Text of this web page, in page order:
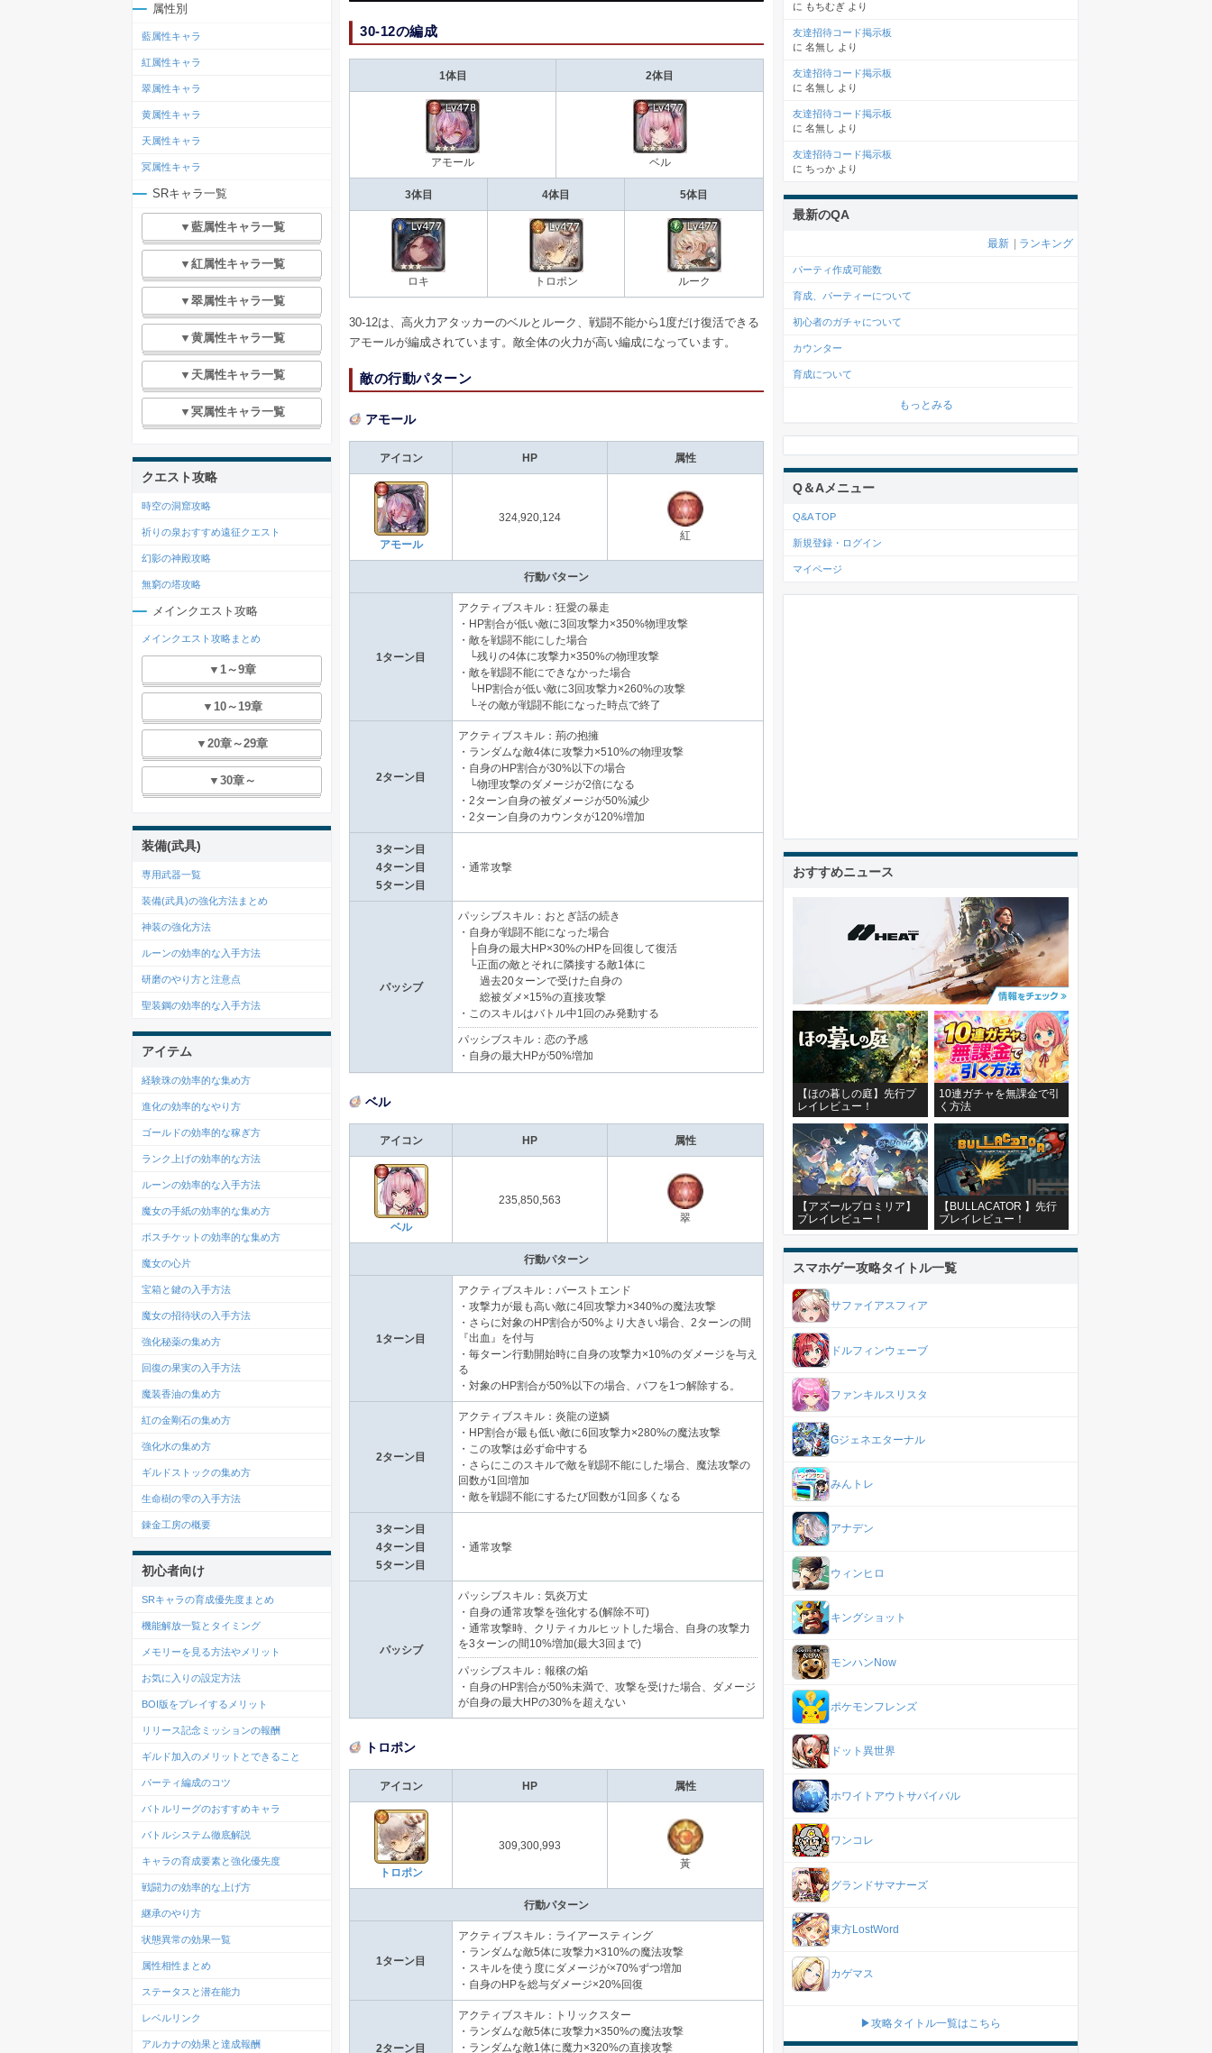
30-12の編成
1体目 2体目
アモール ベル
3体目 4体目 5体目
ロキ トロポン ルーク
30-12は、高火力アタッカーのベルとルーク、戦闘不能から1度だけ復活できる
アモールが編成されています。敵全体の火力が高い編成になっています。
敵の行動パターン
アモール
アイコン HP 属性
アモール
324,920,124
紅
行動パターン
1ターン目
アクティブスキル：狂愛の暴走
・HP割合が低い敵に3回攻撃力×350%物理攻撃
・敵を戦闘不能にした場合
└残りの4体に攻撃力×350%の物理攻撃
・敵を戦闘不能にできなかった場合
└HP割合が低い敵に3回攻撃力×260%の攻撃
└その敵が戦闘不能になった時点で終了
2ターン目
アクティブスキル：荊の抱擁
・ランダムな敵4体に攻撃力×510%の物理攻撃
・自身のHP割合が30%以下の場合
└物理攻撃のダメージが2倍になる
・2ターン自身の被ダメージが50%減少
・2ターン自身のカウンタが120%増加
3ターン目
4ターン目
5ターン目
・通常攻撃
パッシブ
パッシブスキル：おとぎ話の続き
・自身が戦闘不能になった場合
├自身の最大HP×30%のHPを回復して復活
└正面の敵とそれに隣接する敵1体に
過去20ターンで受けた自身の
総被ダメ×15%の直接攻撃
・このスキルはバトル中1回のみ発動する
パッシブスキル：恋の予感
・自身の最大HPが50%増加
ベル
アイコン HP 属性
ベル
235,850,563
翠
行動パターン
1ターン目
アクティブスキル：バーストエンド
・攻撃力が最も高い敵に4回攻撃力×340%の魔法攻撃
・さらに対象のHP割合が50%より大きい場合、2ターンの間
『出血』を付与
・毎ターン行動開始時に自身の攻撃力×10%のダメージを与え
る
・対象のHP割合が50%以下の場合、バフを1つ解除する。
2ターン目
アクティブスキル：炎龍の逆鱗
・HP割合が最も低い敵に6回攻撃力×280%の魔法攻撃
・この攻撃は必ず命中する
・さらにこのスキルで敵を戦闘不能にした場合、魔法攻撃の
回数が1回増加
・敵を戦闘不能にするたび回数が1回多くなる
3ターン目
4ターン目
5ターン目
・通常攻撃
パッシブ
パッシブスキル：気炎万丈
・自身の通常攻撃を強化する(解除不可)
・通常攻撃時、クリティカルヒットした場合、自身の攻撃力
を3ターンの間10%増加(最大3回まで)
パッシブスキル：報穣の焔
・自身のHP割合が50%未満で、攻撃を受けた場合、ダメージ
が自身の最大HPの30%を超えない
トロポン
アイコン HP 属性
トロポン
309,300,993
黃
行動パターン
1ターン目
アクティブスキル：ライアースティング
・ランダムな敵5体に攻撃力×310%の魔法攻撃
・スキルを使う度にダメージが×70%ずつ増加
・自身のHPを総与ダメージ×20%回復
2ターン目
アクティブスキル：トリックスター
・ランダムな敵5体に攻撃力×350%の魔法攻撃
・ランダムな敵1体に魔力×320%の直接攻撃
属性別
藍属性キャラ
紅属性キャラ
翠属性キャラ
黄属性キャラ
天属性キャラ
冥属性キャラ
SRキャラ一覧
▼藍属性キャラ一覧
▼紅属性キャラ一覧
▼翠属性キャラ一覧
▼黄属性キャラ一覧
▼天属性キャラ一覧
▼冥属性キャラ一覧
クエスト攻略
時空の洞窟攻略
祈りの泉おすすめ遠征クエスト
幻影の神殿攻略
無窮の塔攻略
メインクエスト攻略
メインクエスト攻略まとめ
▼1～9章
▼10～19章
▼20章～29章
▼30章～
装備(武具)
専用武器一覧
装備(武具)の強化方法まとめ
神装の強化方法
ルーンの効率的な入手方法
研磨のやり方と注意点
聖装鋼の効率的な入手方法
アイテム
経験珠の効率的な集め方
進化の効率的なやり方
ゴールドの効率的な稼ぎ方
ランク上げの効率的な方法
ルーンの効率的な入手方法
魔女の手紙の効率的な集め方
ボスチケットの効率的な集め方
魔女の心片
宝箱と鍵の入手方法
魔女の招待状の入手方法
強化秘薬の集め方
回復の果実の入手方法
魔装香油の集め方
紅の金剛石の集め方
強化水の集め方
ギルドストックの集め方
生命樹の雫の入手方法
錬金工房の概要
初心者向け
SRキャラの育成優先度まとめ
機能解放一覧とタイミング
メモリーを見る方法やメリット
お気に入りの設定方法
BOI版をプレイするメリット
リリース記念ミッションの報酬
ギルド加入のメリットとできること
パーティ編成のコツ
バトルリーグのおすすめキャラ
バトルシステム徹底解説
キャラの育成要素と強化優先度
戦闘力の効率的な上げ方
継承のやり方
状態異常の効果一覧
属性相性まとめ
ステータスと潜在能力
レベルリンク
アルカナの効果と達成報酬
に もちむぎ より
友達招待コード掲示板
に 名無し より
友達招待コード掲示板
に 名無し より
友達招待コード掲示板
に 名無し より
友達招待コード掲示板
に ちっか より
最新のQA
最新 ランキング
パーティ作成可能数
育成、パーティーについて
初心者のガチャについて
カウンター
育成について
もっとみる
Q＆Aメニュー
Q&A TOP
新規登録・ログイン
マイページ
おすすめニュース
【ほの暮しの庭】先行プ
レイレビュー！
10連ガチャを無課金で引
く方法
【アズールプロミリア】
プレイレビュー！
【BULLACATOR 】先行
プレイレビュー！
スマホゲー攻略タイトル一覧
サファイアスフィア
ドルフィンウェーブ
ファンキルスリスタ
Gジェネエターナル
みんトレ
アナデン
ウィンヒロ
キングショット
モンハンNow
ポケモンフレンズ
ドット異世界
ホワイトアウトサバイバル
ワンコレ
グランドサマナーズ
東方LostWord
カゲマス
▶攻略タイトル一覧はこちら